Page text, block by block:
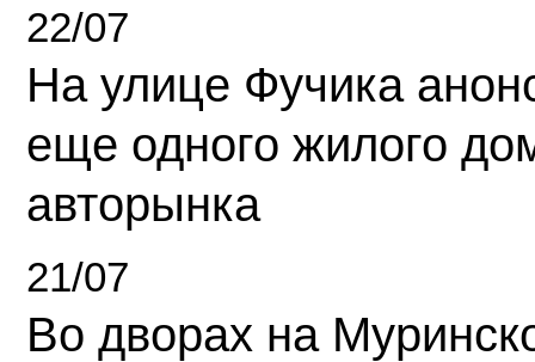
22/07
На улице Фучика
еще одного жилого
авторынка
21/07
Во дворах на